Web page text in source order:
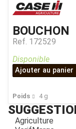
BOUCHON
Ref. 172529
Poids 4 g
Disponible
Ajouter au panier
Agriculture